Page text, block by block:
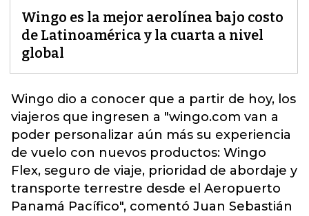
Wingo es la mejor aerolínea bajo costo
de Latinoamérica y la cuarta a nivel
global
Wingo dio a conocer que a partir de hoy, los
viajeros que ingresen a "wingo.com van a
poder personalizar aún más su experiencia
de vuelo con nuevos productos: Wingo
Flex, seguro de viaje, prioridad de abordaje y
transporte terrestre desde el Aeropuerto
Panamá Pacífico", comentó Juan Sebastián